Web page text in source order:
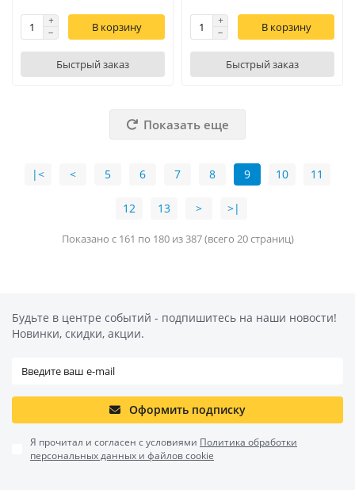
В корзину
Быстрый заказ
В корзину
Быстрый заказ
Показать еще
|< < 5 6 7 8 9 10 11
12 13 > >|
Показано с 161 по 180 из 387 (всего 20 страниц)
Будьте в центре событий - подпишитесь на наши новости!
Новинки, скидки, акции.
Оформить подписку
Я прочитал и согласен с условиями Политика обработки
персональных данных и файлов cookie